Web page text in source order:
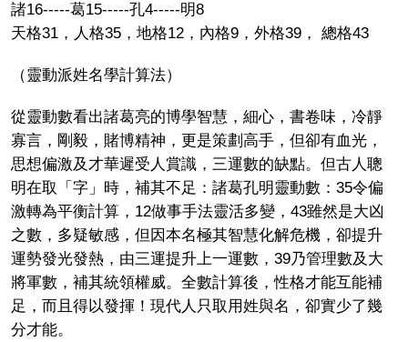
諸16-----葛15-----孔4-----明8
天格31，人格35，地格12，內格9，外格39， 總格43
（靈動派姓名學計算法）
從靈動數看出諸葛亮的博學智慧，細心，書卷味，冷靜
寡言，剛毅，賭博精神，更是策劃高手，但卻有血光，
思想偏激及才華遲受人賞識，三運數的缺點。但古人聰
明在取「字」時，補其不足：諸葛孔明靈動數：35令偏
激轉為平衡計算，12做事手法靈活多變，43雖然是大凶
之數，多疑敏感，但因本名極其智慧化解危機，卻提升
運勢發光發熱，由三運提升上一運數，39乃管理數及大
將軍數，補其統領權威。全數計算後，性格才能互能補
足，而且得以發揮！現代人只取用姓與名，卻實少了幾
分才能。